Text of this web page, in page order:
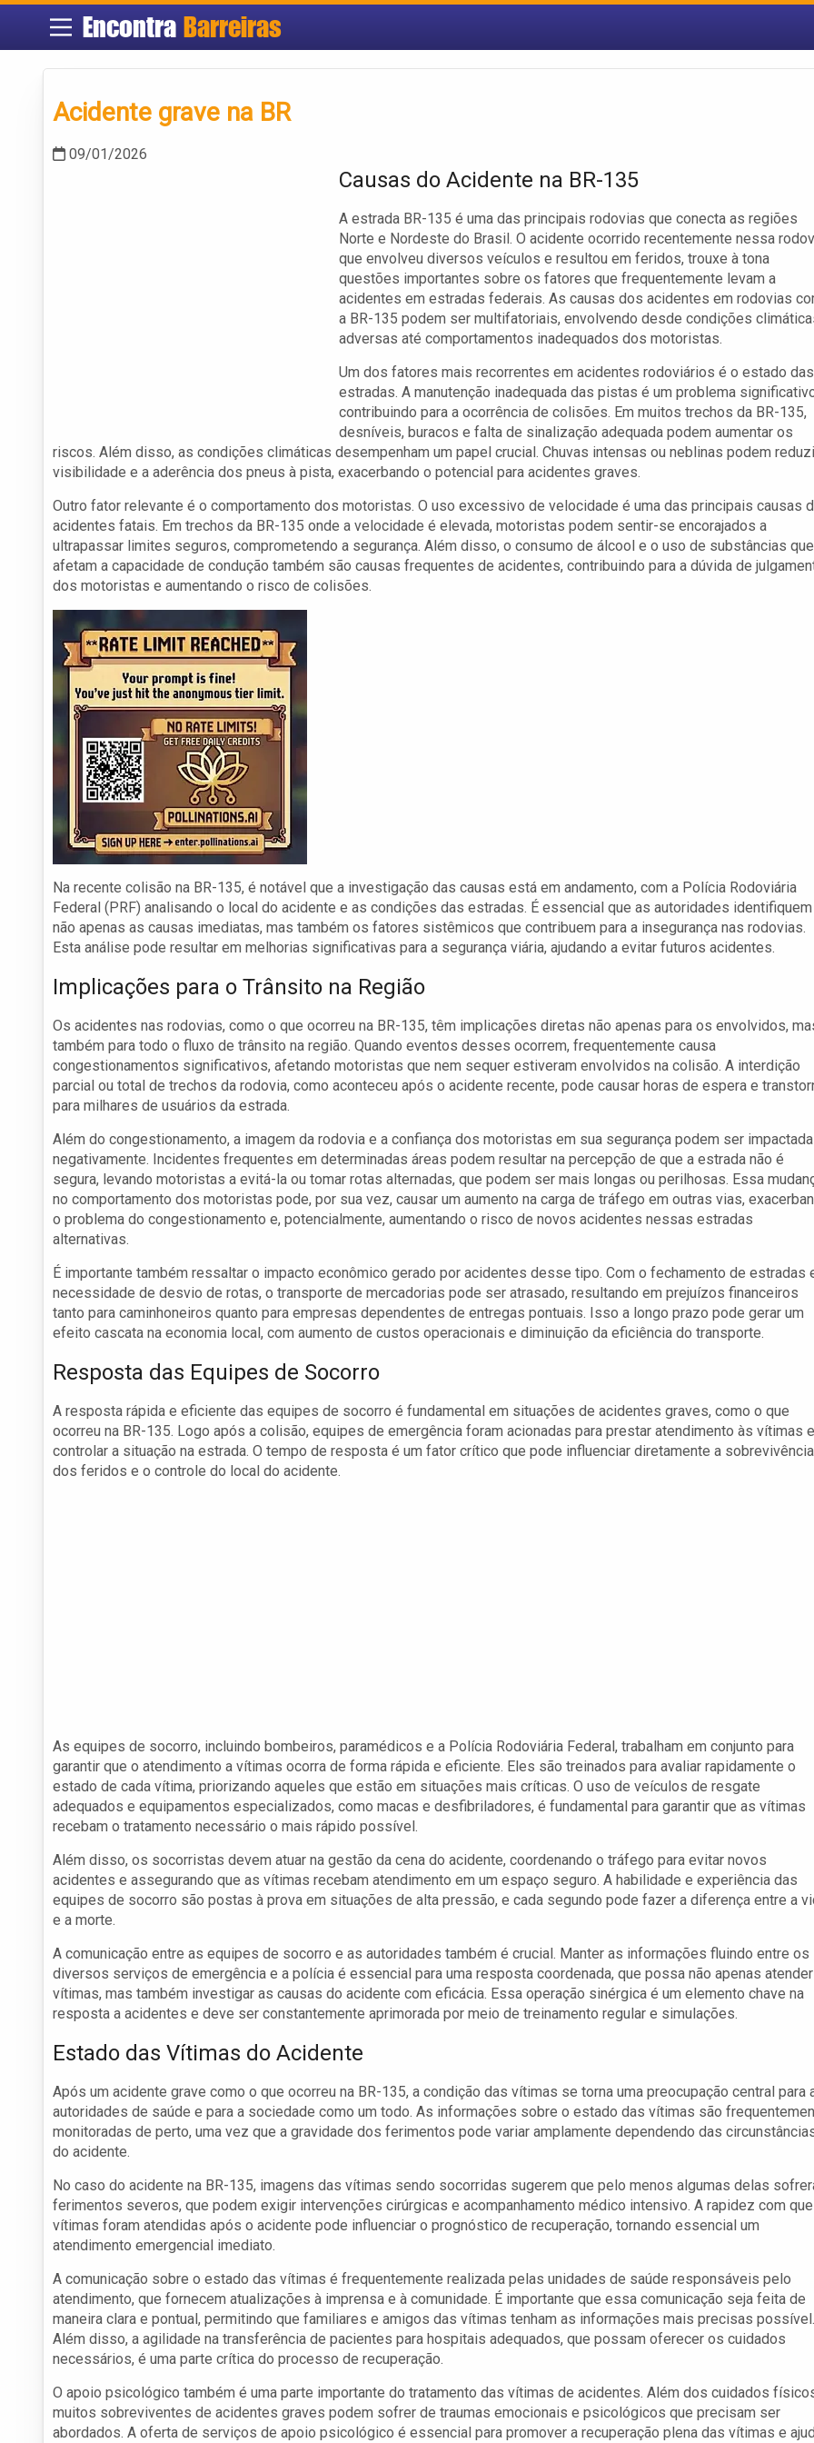
Encontra Barreiras
Acidente grave na BR
09/01/2026
Causas do Acidente na BR-135
A estrada BR-135 é uma das principais rodovias que conecta as regiões
Norte e Nordeste do Brasil. O acidente ocorrido recentemente nessa
que envolveu diversos veículos e resultou em feridos, trouxe à tona
questões importantes sobre os fatores que frequentemente levam a
acidentes em estradas federais. As causas dos acidentes em rodovias
a BR-135 podem ser multifatoriais, envolvendo desde condições
adversas até comportamentos inadequados dos motoristas.
Um dos fatores mais recorrentes em acidentes rodoviários é o estado das
estradas. A manutenção inadequada das pistas é um problema
contribuindo para a ocorrência de colisões. Em muitos trechos da BR-135,
desníveis, buracos e falta de sinalização adequada podem aumentar os
riscos. Além disso, as condições climáticas desempenham um papel crucial. Chuvas intensas ou neblinas podem
visibilidade e a aderência dos pneus à pista, exacerbando o potencial para acidentes graves.
Outro fator relevante é o comportamento dos motoristas. O uso excessivo de velocidade é uma das principais causas
acidentes fatais. Em trechos da BR-135 onde a velocidade é elevada, motoristas podem sentir-se encorajados a
ultrapassar limites seguros, comprometendo a segurança. Além disso, o consumo de álcool e o uso de substâncias que
afetam a capacidade de condução também são causas frequentes de acidentes, contribuindo para a dúvida de
dos motoristas e aumentando o risco de colisões.
Na recente colisão na BR-135, é notável que a investigação das causas está em andamento, com a Polícia Rodoviária
Federal (PRF) analisando o local do acidente e as condições das estradas. É essencial que as autoridades identifiquem
não apenas as causas imediatas, mas também os fatores sistêmicos que contribuem para a insegurança nas rodovias.
Esta análise pode resultar em melhorias significativas para a segurança viária, ajudando a evitar futuros acidentes.
Implicações para o Trânsito na Região
Os acidentes nas rodovias, como o que ocorreu na BR-135, têm implicações diretas não apenas para os envolvidos,
também para todo o fluxo de trânsito na região. Quando eventos desses ocorrem, frequentemente causa
congestionamentos significativos, afetando motoristas que nem sequer estiveram envolvidos na colisão. A interdição
parcial ou total de trechos da rodovia, como aconteceu após o acidente recente, pode causar horas de espera e
para milhares de usuários da estrada.
Além do congestionamento, a imagem da rodovia e a confiança dos motoristas em sua segurança podem ser
negativamente. Incidentes frequentes em determinadas áreas podem resultar na percepção de que a estrada não é
segura, levando motoristas a evitá-la ou tomar rotas alternadas, que podem ser mais longas ou perilhosas. Essa
no comportamento dos motoristas pode, por sua vez, causar um aumento na carga de tráfego em outras vias,
o problema do congestionamento e, potencialmente, aumentando o risco de novos acidentes nessas estradas
alternativas.
É importante também ressaltar o impacto econômico gerado por acidentes desse tipo. Com o fechamento de estradas
necessidade de desvio de rotas, o transporte de mercadorias pode ser atrasado, resultando em prejuízos financeiros
tanto para caminhoneiros quanto para empresas dependentes de entregas pontuais. Isso a longo prazo pode gerar um
efeito cascata na economia local, com aumento de custos operacionais e diminuição da eficiência do transporte.
Resposta das Equipes de Socorro
A resposta rápida e eficiente das equipes de socorro é fundamental em situações de acidentes graves, como o que
ocorreu na BR-135. Logo após a colisão, equipes de emergência foram acionadas para prestar atendimento às vítimas e
controlar a situação na estrada. O tempo de resposta é um fator crítico que pode influenciar diretamente a sobrevivência
dos feridos e o controle do local do acidente.
As equipes de socorro, incluindo bombeiros, paramédicos e a Polícia Rodoviária Federal, trabalham em conjunto para
garantir que o atendimento a vítimas ocorra de forma rápida e eficiente. Eles são treinados para avaliar rapidamente o
estado de cada vítima, priorizando aqueles que estão em situações mais críticas. O uso de veículos de resgate
adequados e equipamentos especializados, como macas e desfibriladores, é fundamental para garantir que as vítimas
recebam o tratamento necessário o mais rápido possível.
Além disso, os socorristas devem atuar na gestão da cena do acidente, coordenando o tráfego para evitar novos
acidentes e assegurando que as vítimas recebam atendimento em um espaço seguro. A habilidade e experiência das
equipes de socorro são postas à prova em situações de alta pressão, e cada segundo pode fazer a diferença entre a
e a morte.
A comunicação entre as equipes de socorro e as autoridades também é crucial. Manter as informações fluindo entre os
diversos serviços de emergência e a polícia é essencial para uma resposta coordenada, que possa não apenas
vítimas, mas também investigar as causas do acidente com eficácia. Essa operação sinérgica é um elemento chave na
resposta a acidentes e deve ser constantemente aprimorada por meio de treinamento regular e simulações.
Estado das Vítimas do Acidente
Após um acidente grave como o que ocorreu na BR-135, a condição das vítimas se torna uma preocupação central para
autoridades de saúde e para a sociedade como um todo. As informações sobre o estado das vítimas são
monitoradas de perto, uma vez que a gravidade dos ferimentos pode variar amplamente dependendo das
do acidente.
No caso do acidente na BR-135, imagens das vítimas sendo socorridas sugerem que pelo menos algumas delas
ferimentos severos, que podem exigir intervenções cirúrgicas e acompanhamento médico intensivo. A rapidez com
vítimas foram atendidas após o acidente pode influenciar o prognóstico de recuperação, tornando essencial um
atendimento emergencial imediato.
A comunicação sobre o estado das vítimas é frequentemente realizada pelas unidades de saúde responsáveis pelo
atendimento, que fornecem atualizações à imprensa e à comunidade. É importante que essa comunicação seja feita de
maneira clara e pontual, permitindo que familiares e amigos das vítimas tenham as informações mais precisas possível.
Além disso, a agilidade na transferência de pacientes para hospitais adequados, que possam oferecer os cuidados
necessários, é uma parte crítica do processo de recuperação.
O apoio psicológico também é uma parte importante do tratamento das vítimas de acidentes. Além dos cuidados
muitos sobreviventes de acidentes graves podem sofrer de traumas emocionais e psicológicos que precisam ser
abordados. A oferta de serviços de apoio psicológico é essencial para promover a recuperação plena das vítimas e